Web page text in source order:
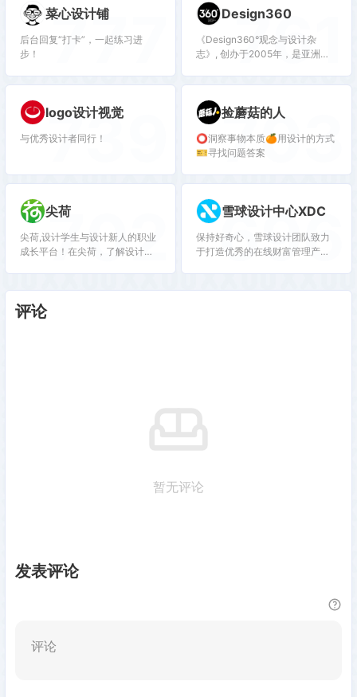
菜心设计铺
后台回复“打卡”，一起练习进
步！
777 Design360
《Design360°观念与设计杂
志》, 创办于2005年，是亚洲著
源传播设计，建立中西互动交流
761
logo设计视觉
与优秀设计者同行！
739 捡蘑菇的人
⭕️洞察事物本质🍊用设计的方式
🎫寻找问题答案
703
尖荷
尖荷,设计学生与设计新人的职业
成长平台！在尖荷，了解设计行
的正确打开方式。
702 雪球设计中心XDC
保持好奇心，雪球设计团队致力
于打造优秀的在线财富管理产品
696
评论
暂无评论
发表评论
评论